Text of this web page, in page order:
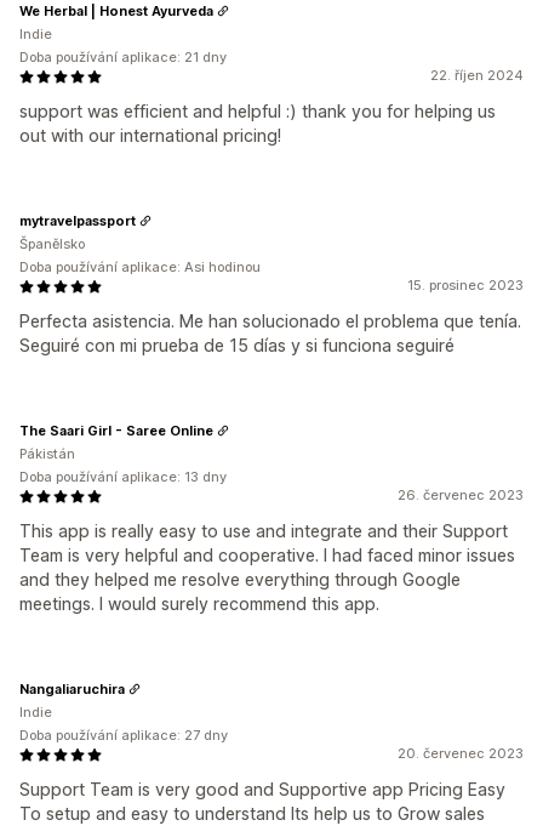
22. říjen 2024
support was efficient and helpful :) thank you for helping us
out with our international pricing!
We Herbal | Honest Ayurveda
Indie
Doba používání aplikace: 21 dny
15. prosinec 2023
Perfecta asistencia. Me han solucionado el problema que tenía.
Seguiré con mi prueba de 15 días y si funciona seguiré
mytravelpassport
Španělsko
Doba používání aplikace: Asi hodinou
26. červenec 2023
This app is really easy to use and integrate and their Support
Team is very helpful and cooperative. I had faced minor issues
and they helped me resolve everything through Google
meetings. I would surely recommend this app.
The Saari Girl - Saree Online
Pákistán
Doba používání aplikace: 13 dny
20. červenec 2023
Support Team is very good and Supportive app Pricing Easy
To setup and easy to understand Its help us to Grow sales
Nangaliaruchira
Indie
Doba používání aplikace: 27 dny